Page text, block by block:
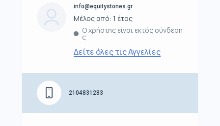
info@equitystones.gr
Μέλος από: 1 έτος
Ο χρήστης είναι εκτός σύνδεση
ς
Δείτε όλες τις Αγγελίες
2104831283